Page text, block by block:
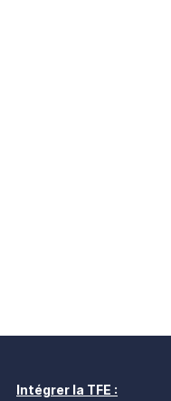
Intégrer la TFE :